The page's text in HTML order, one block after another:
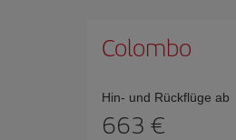
Colombo
Hin- und Rückflüge ab
663 €